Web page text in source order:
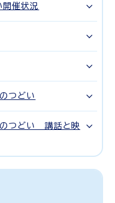
開催状況
つどい
つどい 講話と映